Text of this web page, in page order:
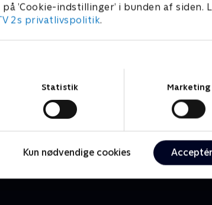
’Cookie-indstillinger’ i bunden af siden.
2s privatlivspolitik.
Statistik Marketing
Kun nødvendige cookies